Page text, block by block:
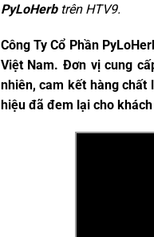
PyLoHerbtrên HTV9.
Công Ty Cổ Phần
Việt Nam. Đơn vị cung
nhiên, cam kết hàng chất
hiệu đã đem lại cho